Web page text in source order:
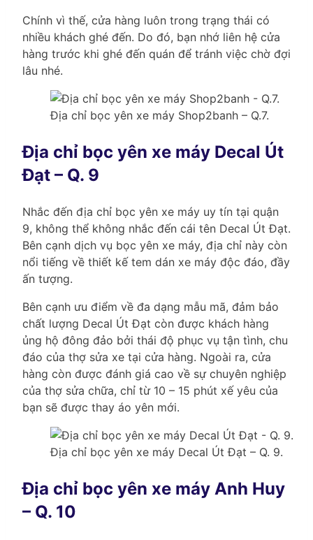
Chính vì thế, cửa hàng luôn trong trạng thái có
nhiều khách ghé đến. Do đó, bạn nhớ liên hệ cửa
hàng trước khi ghé đến quán để tránh việc chờ đợi
lâu nhé.
Địa chỉ bọc yên xe máy Shop2banh – Q.7.
Địa chỉ bọc yên xe máy Decal Út
Đạt – Q. 9
Nhắc đến địa chỉ bọc yên xe máy uy tín tại quận
9, không thể không nhắc đến cái tên Decal Út Đạt.
Bên cạnh dịch vụ bọc yên xe máy, địa chỉ này còn
nổi tiếng về thiết kế tem dán xe máy độc đáo, đầy
ấn tượng.
Bên cạnh ưu điểm về đa dạng mẫu mã, đảm bảo
chất lượng Decal Út Đạt còn được khách hàng
ủng hộ đông đảo bởi thái độ phục vụ tận tình, chu
đáo của thợ sửa xe tại cửa hàng. Ngoài ra, cửa
hàng còn được đánh giá cao về sự chuyên nghiệp
của thợ sửa chữa, chỉ từ 10 – 15 phút xế yêu của
bạn sẽ được thay áo yên mới.
Địa chỉ bọc yên xe máy Decal Út Đạt – Q. 9.
Địa chỉ bọc yên xe máy Anh Huy
– Q. 10